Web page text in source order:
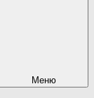
Меню